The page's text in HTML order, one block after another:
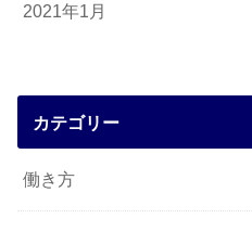
2021年1月
カテゴリー
働き方